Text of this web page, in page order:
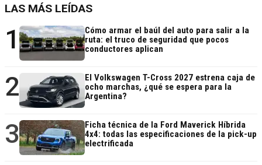
LAS MÁS LEÍDAS
1
Cómo armar el baúl del auto para salir a la
ruta: el truco de seguridad que pocos
conductores aplican
2
El Volkswagen T-Cross 2027 estrena caja de
ocho marchas, ¿qué se espera para la
Argentina?
3
Ficha técnica de la Ford Maverick Híbrida
4x4: todas las especificaciones de la pick-up
electrificada